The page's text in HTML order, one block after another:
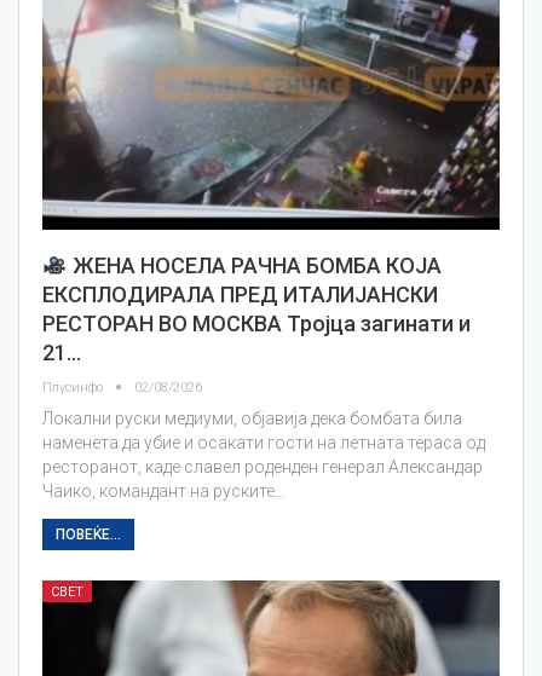
ЖЕНА НОСЕЛА РАЧНА БОМБА КОЈА
ЕКСПЛОДИРАЛА ПРЕД ИТАЛИЈАНСКИ
РЕСТОРАН ВО МОСКВА Тројца загинати и
21…
Плусинфо 02/08/2026
Локални руски медиуми, објавија дека бомбата била
наменета да убие и осакати гости на летната тераса од
ресторанот, каде славел роденден генерал Александар
Чаико, командант на руските…
ПОВЕЌЕ...
СВЕТ